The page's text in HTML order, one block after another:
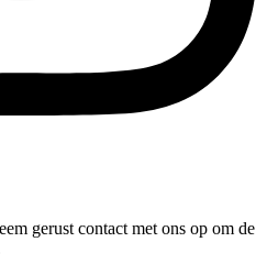
gerust contact met ons op om de